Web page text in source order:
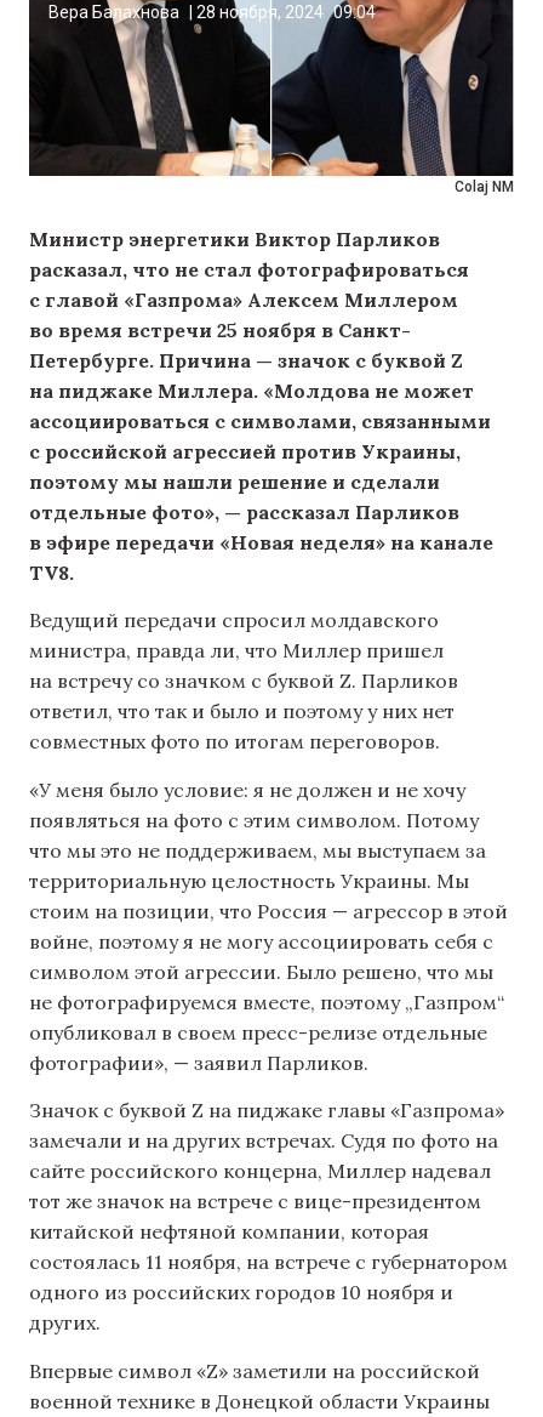
Colaj NM
Вера Балахнова 28 ноября, 2024 09:04
Министр энергетики Виктор Парликов
расказал, что не стал фотографироваться
с главой «Газпрома» Алексем Миллером
во время встречи 25 ноября в Санкт-
Петербурге. Причина — значок с буквой Z
на пиджаке Миллера. «Молдова не может
ассоциироваться с символами, связанными
с российской агрессией против Украины,
поэтому мы нашли решение и сделали
отдельные фото», — рассказал Парликов
в эфире передачи «Новая неделя» на канале
TV8.
Ведущий передачи спросил молдавского
министра, правда ли, что Миллер пришел
на встречу со значком с буквой Z. Парликов
ответил, что так и было и поэтому у них нет
совместных фото по итогам переговоров.
«У меня было условие: я не должен и не хочу
появляться на фото с этим символом. Потому
что мы это не поддерживаем, мы выступаем за
территориальную целостность Украины. Мы
стоим на позиции, что Россия — агрессор в этой
войне, поэтому я не могу ассоциировать себя с
символом этой агрессии. Было решено, что мы
не фотографируемся вместе, поэтому „Газпром“
опубликовал в своем пресс-релизе отдельные
фотографии», — заявил Парликов.
Значок с буквой Z на пиджаке главы «Газпрома»
замечали и на других встречах. Судя по фото на
сайте российского концерна, Миллер надевал
тот же значок на встрече с вице-президентом
китайской нефтяной компании, которая
состоялась 11 ноября, на встрече с губернатором
одного из российских городов 10 ноября и
других.
Впервые символ «Z» заметили на российской
военной технике в Донецкой области Украины